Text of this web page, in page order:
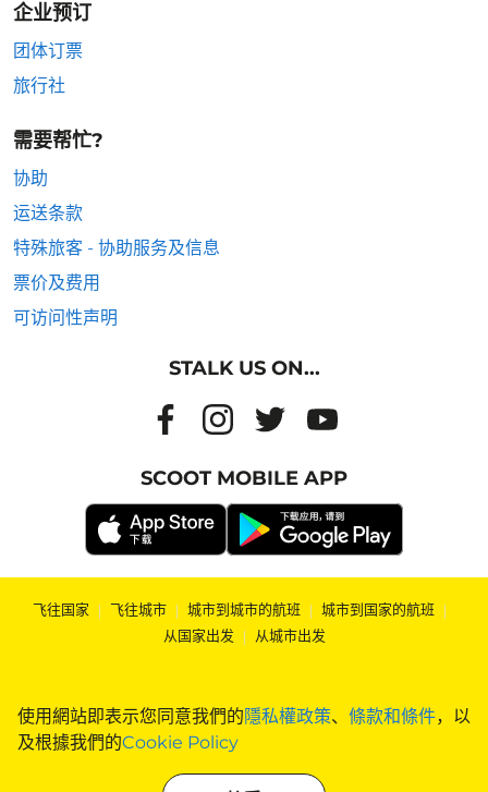
使用網站即表示您同意我們的隱私權政策、 條款和條件，以
及根據我們的Cookie Policy
企业预订
团体订票
旅行社
需要帮忙?
协助
运送条款
特殊旅客 - 协助服务及信息
票价及费用
可访问性声明
STALK US ON...
SCOOT MOBILE APP
飞往国家 | 飞往城市 | 城市到城市的航班 | 城市到国家的航班 |
从国家出发 | 从城市出发